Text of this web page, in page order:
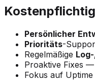
Persönlicher
Prioritäts-
Regelmäßige
Proaktive Fixes
Fokus auf